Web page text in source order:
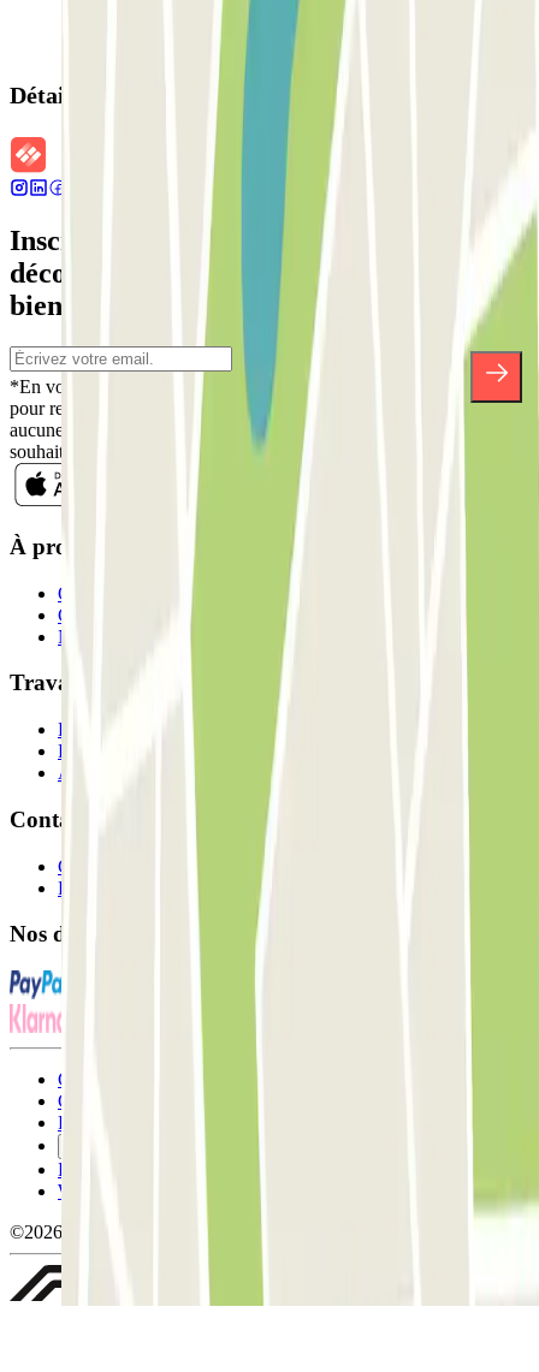
Détails de la réservation
Inscrivez-vous à notre newsletter et
découvrez des réductions, des concours et
bien d'autres surprises.
*En vous inscrivant, vous acceptez notre politique de confidentialité
pour recevoir des communications commerciales de Parclick. Sans
aucune obligation, vous pouvez vous désinscrire quand vous le
souhaitez dans la même newsletter.
À propos de Parclick
Qui sommes-nous ?
Comment ça marche?
Nos parkings
Travaillons ensemble?
Professionnels
Fournisseur de parking
Affiliés
Contact
Contactez-nous
FAQ
Nos différents modes de paiement:
Conditions générales d'utilisation et contrat
Conditions d'annulation
Politique relative aux cookies
Politique de confidentialité
Whistleblowing
©2026 Parclick. Tous droits réservés